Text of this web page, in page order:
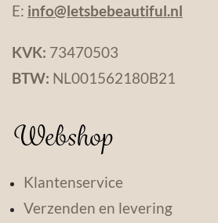
E: info@letsbebeautiful.nl
KVK: 73470503
BTW: NL001562180B21
Webshop
Klantenservice
Verzenden en levering